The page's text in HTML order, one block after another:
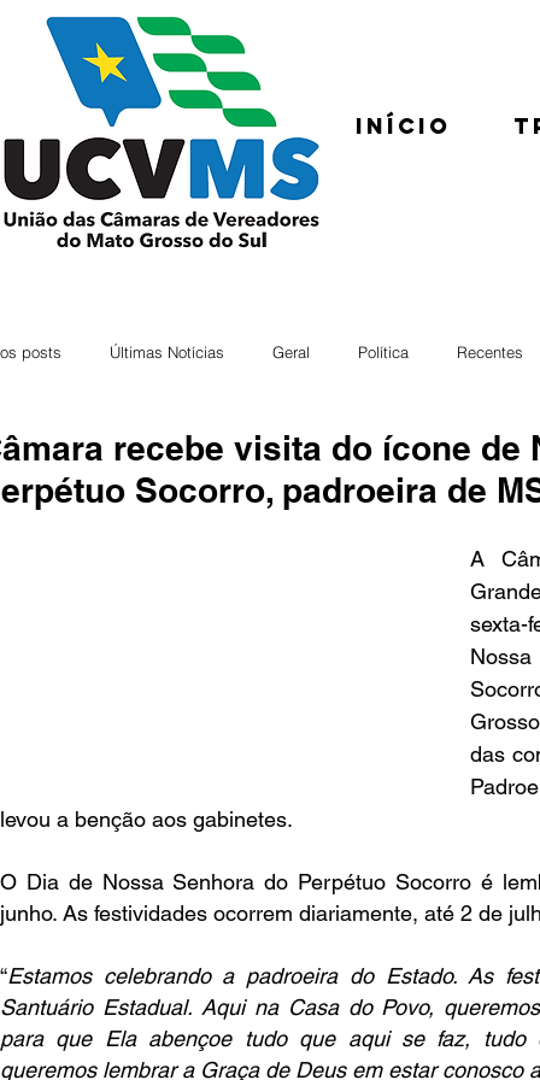
Início
posts Últimas Notícias Geral Política Recentes
recebe visita do ícone de
Socorro, padroeira de
A
sexta-
das
levou a benção aos gabinetes.
O Dia de Nossa Senhora do Perpétuo Socorro é
junho. As festividades ocorrem diariamente, até 2 de
“Estamos celebrando a padroeira do Estado. As
Santuário Estadual. Aqui na Casa do Povo,
para que Ela abençoe tudo que aqui se faz, tudo
queremos lembrar a Graça de Deus em estar conosco